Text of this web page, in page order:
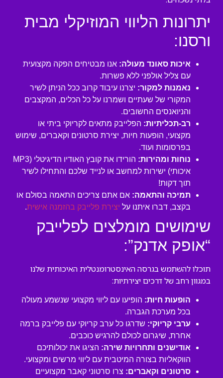
יתרונות הליווי המוזיקלי מבית
ורסנו:
איכות סאונד מעולה: אנו מבטיחים הפקה מקצועית
עם צליל אולפני ללא פשרות.
נאמנות למקור: יצרנו עיבוד קרוב ככל הניתן לשיר
המקורי של שעתיים ושמרנו על כל הכלים, המקצבים
והניואנסים החשובים.
רב-תכליתיות: הפלייבק מתאים לקריוקי ביתי או
מקצועי, הופעות חיות, יצירת סרטונים וקאברים, שימוש
בפרסומות ועוד.
נוחות ומהירות:
הורידו את קובץ האודיו הדיגיטלי (MP3
איכותי) ישירות למחשב או לנייד שלכם והתחילו לשיר
תוך דקות!
תמיכה והתאמה: אם אתם צריכים התאמה בסולם או
בקצב, דברו איתנו על יצירת פלייבק בהזמנה אישית.
שימושים מומלצים לפלייבק
“אופק אדנק”:
תוכלו להשתמש בגרסה האינסטרומנטלית האיכותית שלנו
במגוון רחב של דרכים יצירתיות:
הופעות חיות: הופיעו עם ליווי מקצועי שנשמע מעולה
בכל מערכת הגברה.
ערבי קריוקי: שדרגו כל ערב קריוקי עם פלייבק ברמה
אחרת, שיגרום לכולם להרגיש כוכבים.
אודישנים ותחרויות שירה: הציגו את יכולותיכם
הווקאליות בצורה המיטבית עם ליווי מרשים ומקצועי.
סרטונים וקאברים: צרו סרטוני קאבר מקצועיים